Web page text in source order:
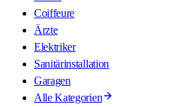
Coiffeure
Ärzte
Elektriker
Sanitärinstallation
Garagen
Alle Kategorien